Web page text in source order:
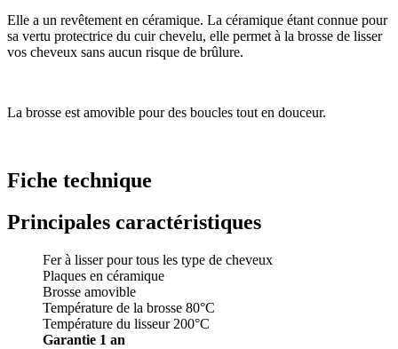
Elle a un revêtement en céramique. La céramique étant connue pour
sa vertu protectrice du cuir chevelu, elle permet à la brosse de lisser
vos cheveux sans aucun risque de brûlure.
La brosse est amovible pour des boucles tout en douceur.
Fiche technique
Principales caractéristiques
Fer à lisser pour tous les type de cheveux
Plaques en céramique
Brosse amovible
Température de la brosse 80°C
Température du lisseur 200°C
Garantie 1 an